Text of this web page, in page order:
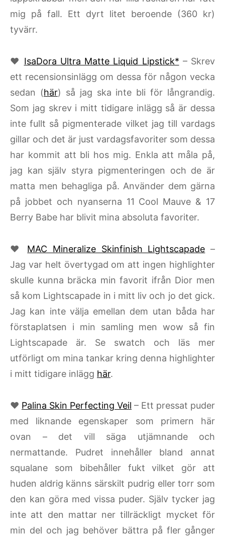
mig på fall. Ett dyrt litet beroende (360 kr)
tyvärr.
♥ IsaDora Ultra Matte Liquid Lipstick* – Skrev
ett recensionsinlägg om dessa för någon vecka
sedan (här) så jag ska inte bli för långrandig.
Som jag skrev i mitt tidigare inlägg så är dessa
inte fullt så pigmenterade vilket jag till vardags
gillar och det är just vardagsfavoriter som dessa
har kommit att bli hos mig. Enkla att måla på,
jag kan själv styra pigmenteringen och de är
matta men behagliga på. Använder dem gärna
på jobbet och nyanserna 11 Cool Mauve & 17
Berry Babe har blivit mina absoluta favoriter.
♥ MAC Mineralize Skinfinish Lightscapade –
Jag var helt övertygad om att ingen highlighter
skulle kunna bräcka min favorit ifrån Dior men
så kom Lightscapade in i mitt liv och jo det gick.
Jag kan inte välja emellan dem utan båda har
förstaplatsen i min samling men wow så fin
Lightscapade är. Se swatch och läs mer
utförligt om mina tankar kring denna highlighter
i mitt tidigare inlägg här.
♥ Palina Skin Perfecting Veil – Ett pressat puder
med liknande egenskaper som primern här
ovan – det vill säga utjämnande och
nermattande. Pudret innehåller bland annat
squalane som bibehåller fukt vilket gör att
huden aldrig känns särskilt pudrig eller torr som
den kan göra med vissa puder. Själv tycker jag
inte att den mattar ner tillräckligt mycket för
min del och jag behöver bättra på fler gånger